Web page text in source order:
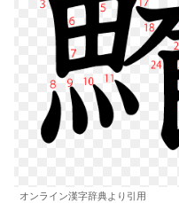
オンライン漢字辞典より引用